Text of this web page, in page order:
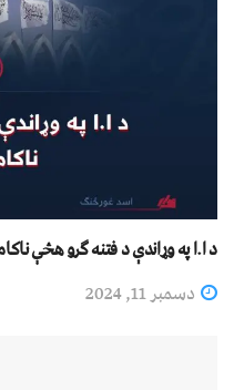
د ا.ا په وړاندې د فتنه ګرو هڅې
دسمبر 11, 2024